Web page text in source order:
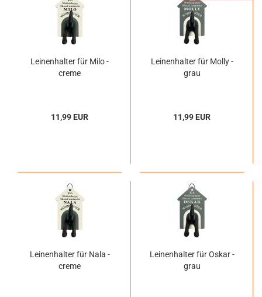
Leinenhalter für Milo -
creme
11,99 EUR
Leinenhalter für Molly -
grau
11,99 EUR
Leinenhalter für Nala -
creme
Leinenhalter für Oskar -
grau